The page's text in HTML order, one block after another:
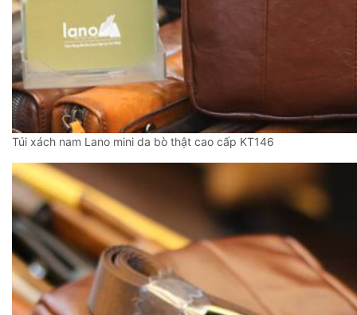
Túi xách nam Lano mini da bò thật cao cấp KT146